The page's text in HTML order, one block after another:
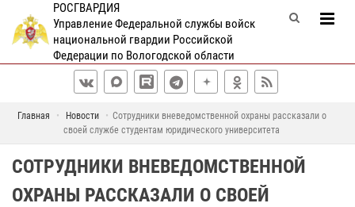
РОСГВАРДИЯ
Управление Федеральной службы войск
национальной гвардии Российской
Федерации по Вологодской области
Главная Новости
Сотрудники вневедомственной охраны рассказали о
своей службе студентам юридического университета
СОТРУДНИКИ ВНЕВЕДОМСТВЕННОЙ
ОХРАНЫ РАССКАЗАЛИ О СВОЕЙ